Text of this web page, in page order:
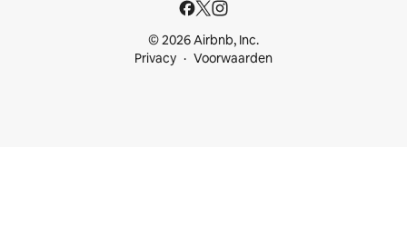
© 2026 Airbnb, Inc.
Privacy
Voorwaarden